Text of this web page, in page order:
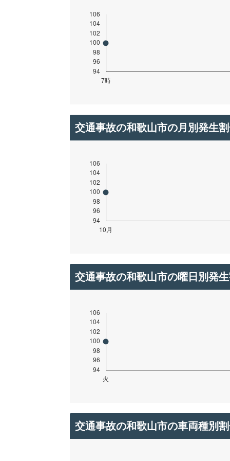
交通事故の和歌山市の月別発生
交通事故の和歌山市の曜日別発
交通事故の和歌山市の車両種別